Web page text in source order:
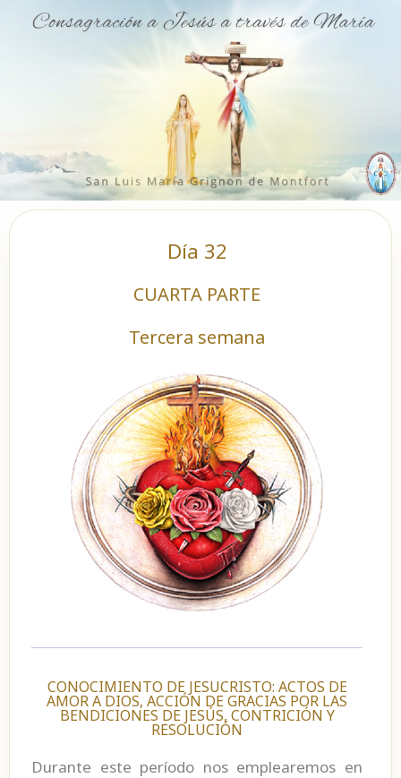
Día 32
CUARTA PARTE
Tercera semana
CONOCIMIENTO DE JESUCRISTO: ACTOS DE
AMOR A DIOS, ACCIÓN DE GRACIAS POR LAS
BENDICIONES DE JESÚS, CONTRICIÓN Y
RESOLUCIÓN
Durante este período nos emplearemos en